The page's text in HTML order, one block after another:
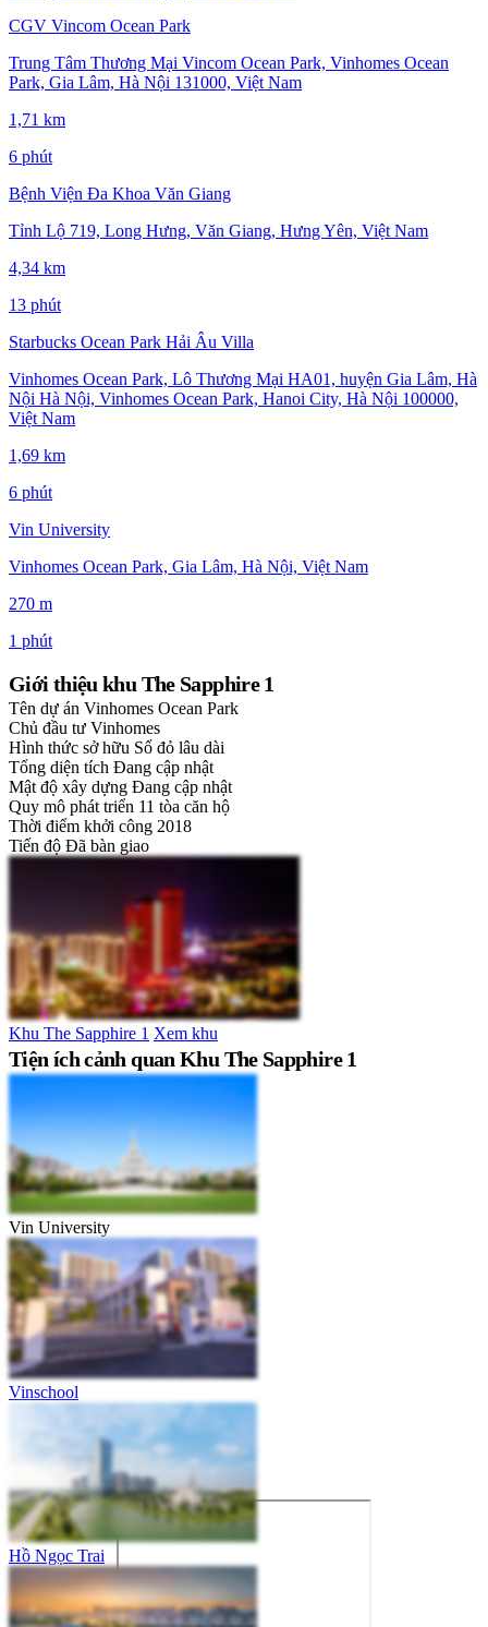
CGV Vincom Ocean Park
Trung Tâm Thương Mại Vincom Ocean Park, Vinhomes Ocean
Park, Gia Lâm, Hà Nội 131000, Việt Nam
1,71 km
6 phút
Bệnh Viện Đa Khoa Văn Giang
Tỉnh Lộ 719, Long Hưng, Văn Giang, Hưng Yên, Việt Nam
4,34 km
13 phút
Starbucks Ocean Park Hải Âu Villa
Vinhomes Ocean Park, Lô Thương Mại HA01, huyện Gia Lâm, Hà
Nội Hà Nội, Vinhomes Ocean Park, Hanoi City, Hà Nội 100000,
Việt Nam
1,69 km
6 phút
Vin University
Vinhomes Ocean Park, Gia Lâm, Hà Nội, Việt Nam
270 m
1 phút
Giới thiệu khu The Sapphire 1
Tên dự án Vinhomes Ocean Park
Chủ đầu tư Vinhomes
Hình thức sở hữu Sổ đỏ lâu dài
Tổng diện tích Đang cập nhật
Mật độ xây dựng Đang cập nhật
Quy mô phát triển 11 tòa căn hộ
Thời điểm khởi công 2018
Tiến độ Đã bàn giao
Khu The Sapphire 1 Xem khu
Tiện ích cảnh quan Khu The Sapphire 1
Vin University
Vinschool
Hồ Ngọc Trai